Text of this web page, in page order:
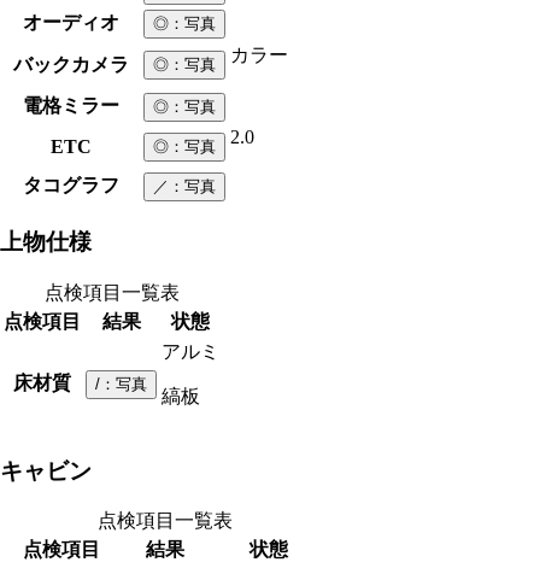
オーディオ ◎ ：写真
バックカメラ ◎ ：写真 カラー
電格ミラー ◎ ：写真
ETC ◎ ：写真 2.0
タコグラフ ／ ：写真
上物仕様
点検項目一覧表
点検項目
結果 状態
床材質 / ：写真
アルミ
縞板
キャビン
点検項目一覧表
点検項目
結果
状態